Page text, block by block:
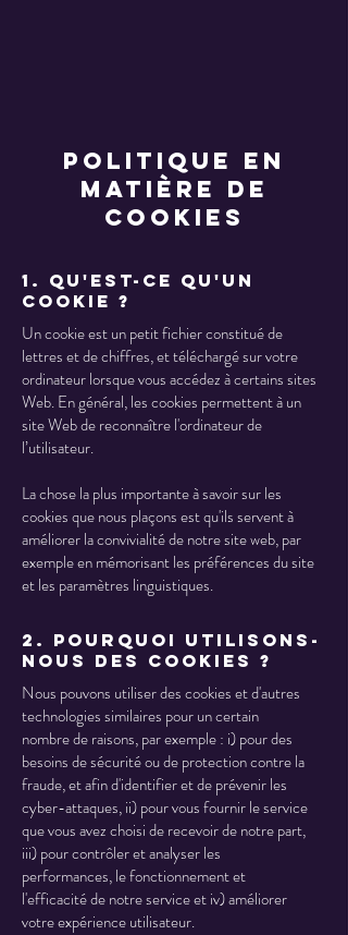
Politique en
matière de
cookies
1. Qu'est-ce qu'un
cookie ?
Un cookie est un petit fichier constitué de
lettres et de chiffres, et téléchargé sur votre
ordinateur lorsque vous accédez à certains sites
Web. En général, les cookies permettent à un
site Web de reconnaître l'ordinateur de
l’utilisateur.
La chose la plus importante à savoir sur les
cookies que nous plaçons est qu'ils servent à
améliorer la convivialité de notre site web, par
exemple en mémorisant les préférences du site
et les paramètres linguistiques.
2. Pourquoi utilisons-
nous des cookies ?
Nous pouvons utiliser des cookies et d'autres
technologies similaires pour un certain
nombre de raisons, par exemple : i) pour des
besoins de sécurité ou de protection contre la
fraude, et afin d'identifier et de prévenir les
cyber-attaques, ii) pour vous fournir le service
que vous avez choisi de recevoir de notre part,
iii) pour contrôler et analyser les
performances, le fonctionnement et
l'efficacité de notre service et iv) améliorer
votre expérience utilisateur.